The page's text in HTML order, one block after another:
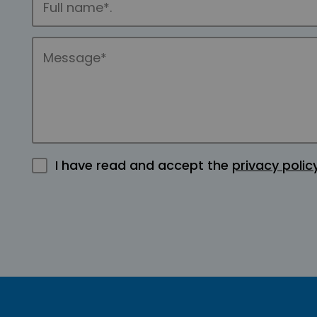
I have read and accept the privacy